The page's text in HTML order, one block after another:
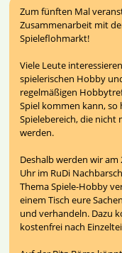
Zum fünften Mal
Zusammenarbeit mit
Spieleflohmarkt!
Viele Leute
spielerischen Hobby
regelmäßigen
Spiel kommen kann, so
Spielebereich, die
werden.
Deshalb werden wir am
Uhr im RuDi
Thema Spiele-Hobby
einem Tisch eure
und verhandeln. Dazu
kostenfrei nach